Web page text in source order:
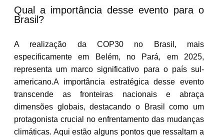
Qual a importância desse evento para o
Brasil?
A realização da COP30 no Brasil, mais
especificamente em Belém, no Pará, em 2025,
representa um marco significativo para o país sul-
americano.A importância estratégica desse evento
transcende as fronteiras nacionais e abraça
dimensões globais, destacando o Brasil como um
protagonista crucial no enfrentamento das mudanças
climáticas. Aqui estão alguns pontos que ressaltam a